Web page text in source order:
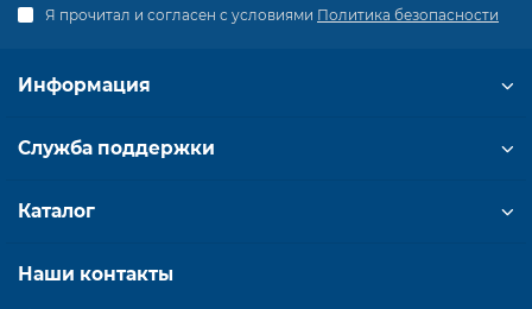
Я прочитал и согласен с условиями Политика безопасности
Информация
Служба поддержки
Каталог
Наши контакты